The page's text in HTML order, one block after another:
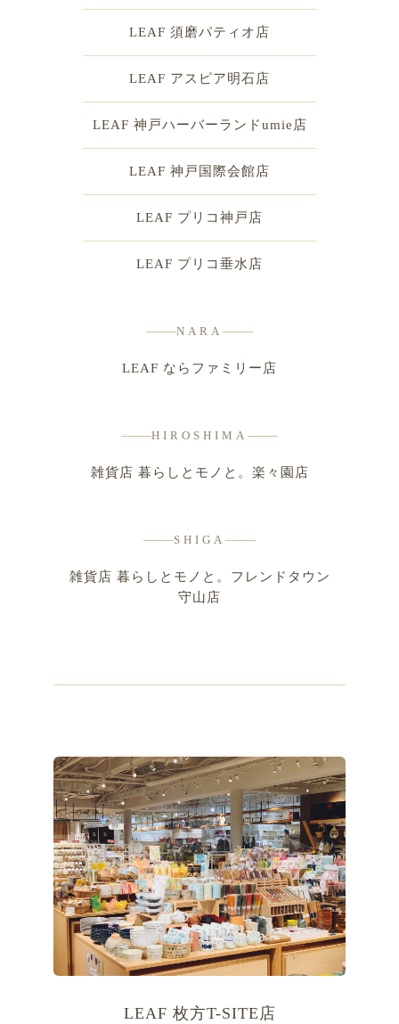
LEAF 須磨パティオ店
LEAF アスピア明石店
LEAF 神戸ハーバーランドumie店
LEAF 神戸国際会館店
LEAF プリコ神戸店
LEAF プリコ垂水店
NARA
LEAF ならファミリー店
HIROSHIMA
雑貨店 暮らしとモノと。楽々園店
SHIGA
雑貨店 暮らしとモノと。フレンドタウン
守山店
OSAKA
LEAF 枚方T-SITE店